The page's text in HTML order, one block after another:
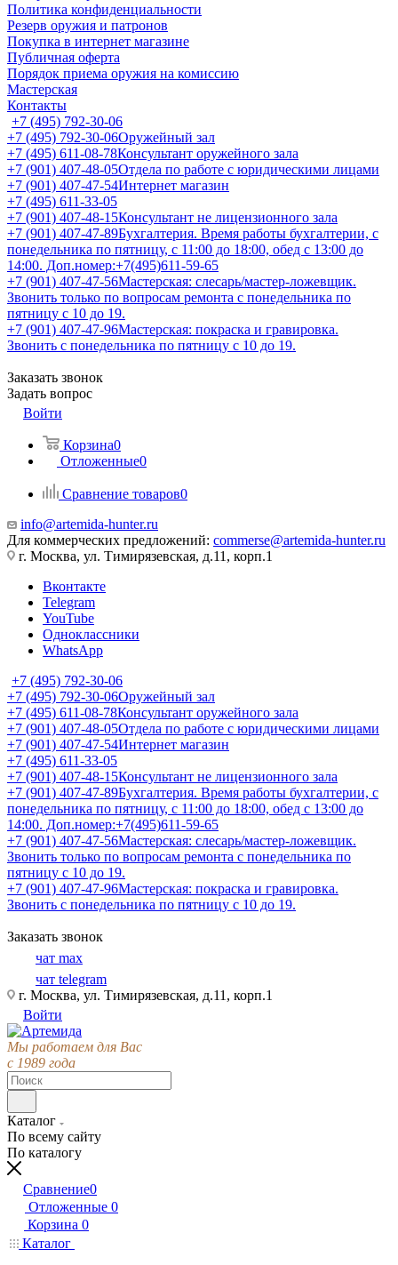
Политика конфиденциальности
Резерв оружия и патронов
Покупка в интернет магазине
Публичная оферта
Порядок приема оружия на комиссию
Мастерская
Контакты
+7 (495) 792-30-06
+7 (495) 792-30-06Оружейный зал
+7 (495) 611-08-78Консультант оружейного зала
+7 (901) 407-48-05Отдела по работе с юридическими лицами
+7 (901) 407-47-54Интернет магазин
+7 (495) 611-33-05
+7 (901) 407-48-15Консультант не лицензионного зала
+7 (901) 407-47-89Бухгалтерия. Время работы бухгалтерии, с
понедельника по пятницу, с 11:00 до 18:00, обед с 13:00 до
14:00. Доп.номер:+7(495)611-59-65
+7 (901) 407-47-56Мастерская: слесарь/мастер-ложевщик.
Звонить только по вопросам ремонта с понедельника по
пятницу с 10 до 19.
+7 (901) 407-47-96Мастерская: покраска и гравировка.
Звонить с понедельника по пятницу с 10 до 19.
Заказать звонок
Задать вопрос
Войти
Корзина0
Отложенные0
Сравнение товаров0
info@artemida-hunter.ru
Для коммерческих предложений: commerse@artemida-hunter.ru
г. Москва, ул. Тимирязевская, д.11, корп.1
Вконтакте
Telegram
YouTube
Одноклассники
WhatsApp
+7 (495) 792-30-06
+7 (495) 792-30-06Оружейный зал
+7 (495) 611-08-78Консультант оружейного зала
+7 (901) 407-48-05Отдела по работе с юридическими лицами
+7 (901) 407-47-54Интернет магазин
+7 (495) 611-33-05
+7 (901) 407-48-15Консультант не лицензионного зала
+7 (901) 407-47-89Бухгалтерия. Время работы бухгалтерии, с
понедельника по пятницу, с 11:00 до 18:00, обед с 13:00 до
14:00. Доп.номер:+7(495)611-59-65
+7 (901) 407-47-56Мастерская: слесарь/мастер-ложевщик.
Звонить только по вопросам ремонта с понедельника по
пятницу с 10 до 19.
+7 (901) 407-47-96Мастерская: покраска и гравировка.
Звонить с понедельника по пятницу с 10 до 19.
Заказать звонок
чат max
чат telegram
г. Москва, ул. Тимирязевская, д.11, корп.1
Войти
Мы работаем для Вас
с 1989 года
Каталог
По всему сайту
По каталогу
Сравнение0
Отложенные 0
Корзина 0
Каталог